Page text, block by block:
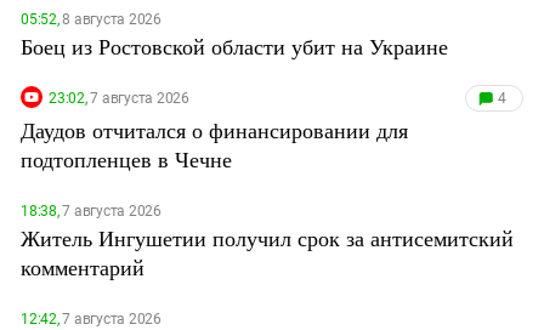
05:52,8 августа 2026
Боец из Ростовской области убит на Украине
23:02,7 августа 2026 4
Даудов отчитался о финансировании для
подтопленцев в Чечне
18:38,7 августа 2026
Житель Ингушетии получил срок за антисемитский
комментарий
12:42,7 августа 2026